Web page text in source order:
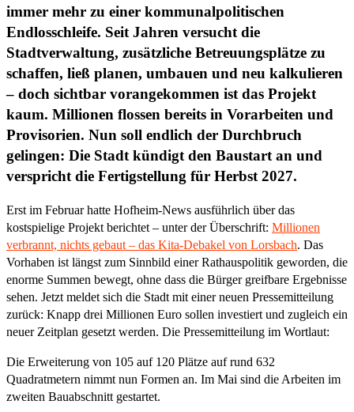
immer mehr zu einer kommunalpolitischen
Endlosschleife. Seit Jahren versucht die
Stadtverwaltung, zusätzliche Betreuungsplätze zu
schaffen, ließ planen, umbauen und neu kalkulieren
– doch sichtbar vorangekommen ist das Projekt
kaum. Millionen flossen bereits in Vorarbeiten und
Provisorien. Nun soll endlich der Durchbruch
gelingen: Die Stadt kündigt den Baustart an und
verspricht die Fertigstellung für Herbst 2027.
Erst im Februar hatte Hofheim-News ausführlich über das
kostspielige Projekt berichtet – unter der Überschrift: Millionen
verbrannt, nichts gebaut – das Kita-Debakel von Lorsbach. Das
Vorhaben ist längst zum Sinnbild einer Rathauspolitik geworden, die
enorme Summen bewegt, ohne dass die Bürger greifbare Ergebnisse
sehen. Jetzt meldet sich die Stadt mit einer neuen Pressemitteilung
zurück: Knapp drei Millionen Euro sollen investiert und zugleich ein
neuer Zeitplan gesetzt werden. Die Pressemitteilung im Wortlaut:
Die Erweiterung von 105 auf 120 Plätze auf rund 632
Quadratmetern nimmt nun Formen an. Im Mai sind die Arbeiten im
zweiten Bauabschnitt gestartet.